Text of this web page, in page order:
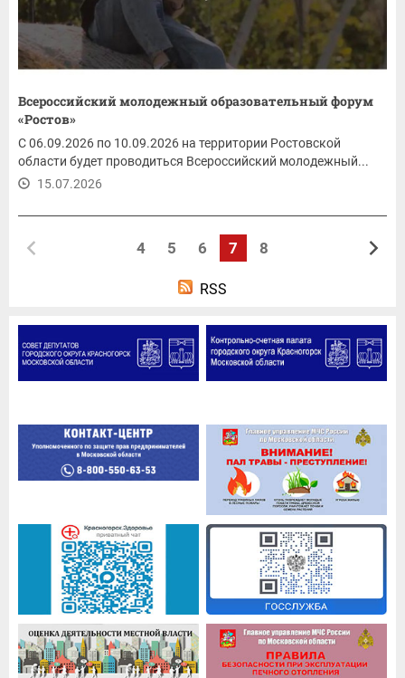
Всероссийский молодежный образовательный форум
«Ростов»
С 06.09.2026 по 10.09.2026 на территории Ростовской
области будет проводиться Всероссийский молодежный...
15.07.2026
4 5 6 7 8
RSS